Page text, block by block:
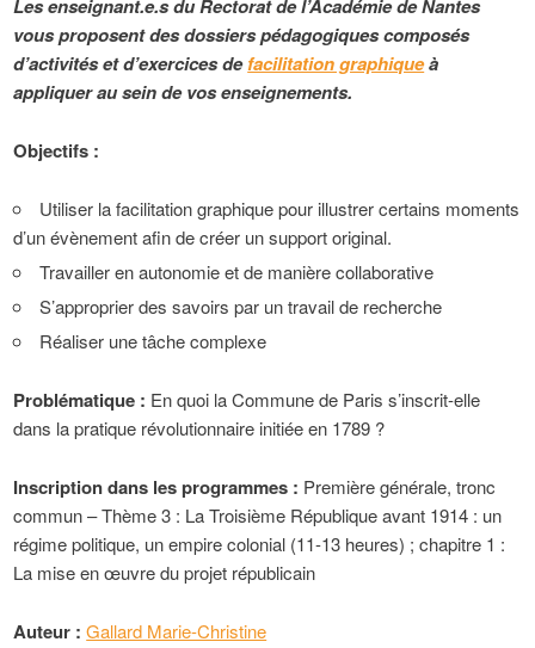
Les enseignant.e.s du Rectorat de l’Académie de Nantes
vous proposent des dossiers pédagogiques composés
d’activités et d’exercices defacilitation graphiqueà
appliquer au sein de vos enseignements.
Objectifs :
Utiliser la facilitation graphique pour illustrer certains moments
d’un évènement afin de créer un support original.
Travailler en autonomie et de manière collaborative
S’approprier des savoirs par un travail de recherche
Réaliser une tâche complexe
Problématique : En quoi la Commune de Paris s’inscrit-elle
dans la pratique révolutionnaire initiée en 1789 ?
Inscription dans les programmes : Première générale, tronc
commun – Thème 3 : La Troisième République avant 1914 : un
régime politique, un empire colonial (11-13 heures) ; chapitre 1 :
La mise en œuvre du projet républicain
Auteur : Gallard Marie-Christine